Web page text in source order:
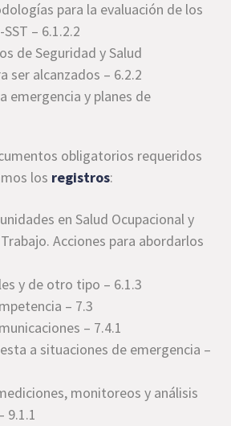
para la evaluación de los
– 6.1.2.2
de Seguridad y Salud
ser alcanzados – 6.2.2
emergencia y planes de
obligatorios requeridos
los registros:
en Salud Ocupacional y
Acciones para abordarlos
y de otro tipo – 6.1.3
– 7.3
– 7.4.1
a situaciones de emergencia –
monitoreos y análisis
9.1.1